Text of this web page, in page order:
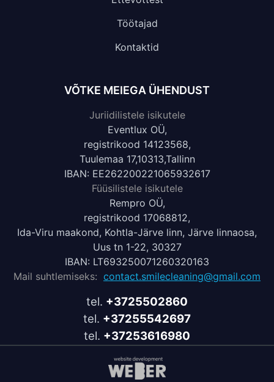
Töötajad
Kontaktid
VÕTKE MEIEGA ÜHENDUST
Juriidilistele isikutele
Eventlux OÜ,
registrikood 14123568,
Tuulemaa 17,10313,Tallinn
IBAN: EE262200221065932617
Füüsilistele isikutele
Rempro OÜ,
registrikood 17068812,
Ida-Viru maakond, Kohtla-Järve linn, Järve linnaosa,
Uus tn 1-22, 30327
IBAN: LT693250071260320163
Mail suhtlemiseks: contact.smilecleaning@gmail.com
tel. +3725502860
tel. +37255542697
tel. +37253616980